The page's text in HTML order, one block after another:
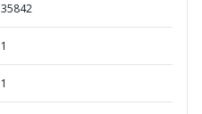
35842
1
1